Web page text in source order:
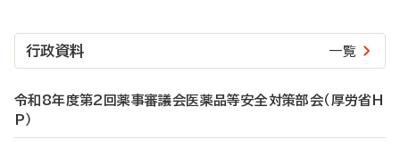
行政資料 一覧
令和8年度第2回薬事審議会医薬品等安全対策部会（厚労省H
P）